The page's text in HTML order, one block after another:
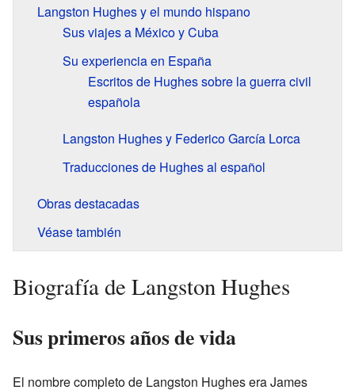
Langston Hughes y el mundo hispano
Sus viajes a México y Cuba
Su experiencia en España
Escritos de Hughes sobre la guerra civil
española
Langston Hughes y Federico García Lorca
Traducciones de Hughes al español
Obras destacadas
Véase también
Biografía de Langston Hughes
Sus primeros años de vida
El nombre completo de Langston Hughes era James